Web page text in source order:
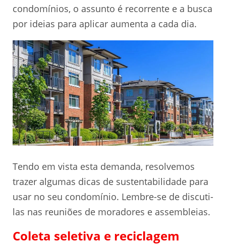
condomínios, o assunto é recorrente e a busca
por ideias para aplicar aumenta a cada dia.
Tendo em vista esta demanda, resolvemos
trazer algumas dicas de sustentabilidade para
usar no seu condomínio. Lembre-se de discuti-
las nas reuniões de moradores e assembleias.
Coleta seletiva e reciclagem